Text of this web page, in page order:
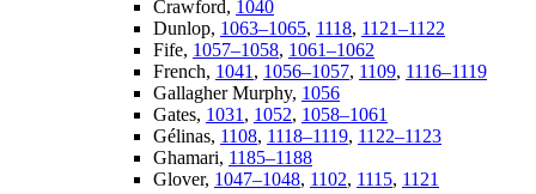
Crawford, 1040
Dunlop, 1063–1065, 1118, 1121–1122
Fife, 1057–1058, 1061–1062
French, 1041 , 1056–1057, 1109, 1116–1119
Gallagher Murphy, 1056
Gates, 1031 , 1052, 1058–1061
Gélinas, 1108, 1118–1119, 1122–1123
Ghamari, 1185–1188
Glover, 1047–1048, 1102, 1115, 1121